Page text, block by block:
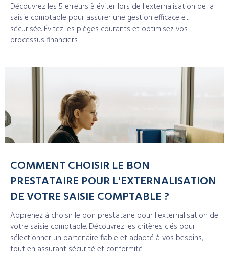
Découvrez les 5 erreurs à éviter lors de l'externalisation de la
saisie comptable pour assurer une gestion efficace et
sécurisée. Évitez les pièges courants et optimisez vos
processus financiers.
COMMENT CHOISIR LE BON
PRESTATAIRE POUR L'EXTERNALISATION
DE VOTRE SAISIE COMPTABLE ?
Apprenez à choisir le bon prestataire pour l'externalisation de
votre saisie comptable. Découvrez les critères clés pour
sélectionner un partenaire fiable et adapté à vos besoins,
tout en assurant sécurité et conformité.